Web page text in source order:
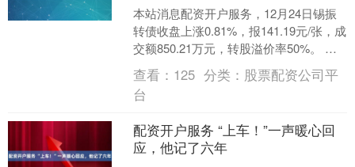
本站消息配资开户服务，12月24日锡振
转债收盘上涨0.81%，报141.19元/张，成
交额850.21万元，转股溢价率50%。 资
料显示，锡振转债信用级别为“A....
查看： 125 分类： 股票配资公司平
台
配资开户服务 “上车！”一声暖心回
应，他记了六年